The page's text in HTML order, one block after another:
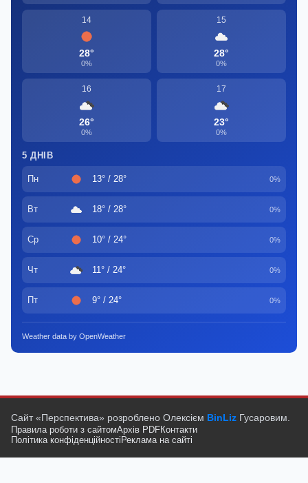
14
28°
0%
15
28°
0%
16
26°
0%
17
23°
0%
5 ДНІВ
Пн 13° / 28° 0%
Вт 18° / 28° 0%
Ср 10° / 24° 0%
Чт 11° / 24° 0%
Пт 9° / 24° 0%
Weather data by OpenWeather
Сайт «Перспектива» розроблено Олексієм BinLiz Гусаровим.
Правила роботи з сайтомАрхів PDFКонтакти
Політика конфіденційності Реклама на сайті